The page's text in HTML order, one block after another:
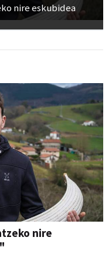
nire eskubidea
nire